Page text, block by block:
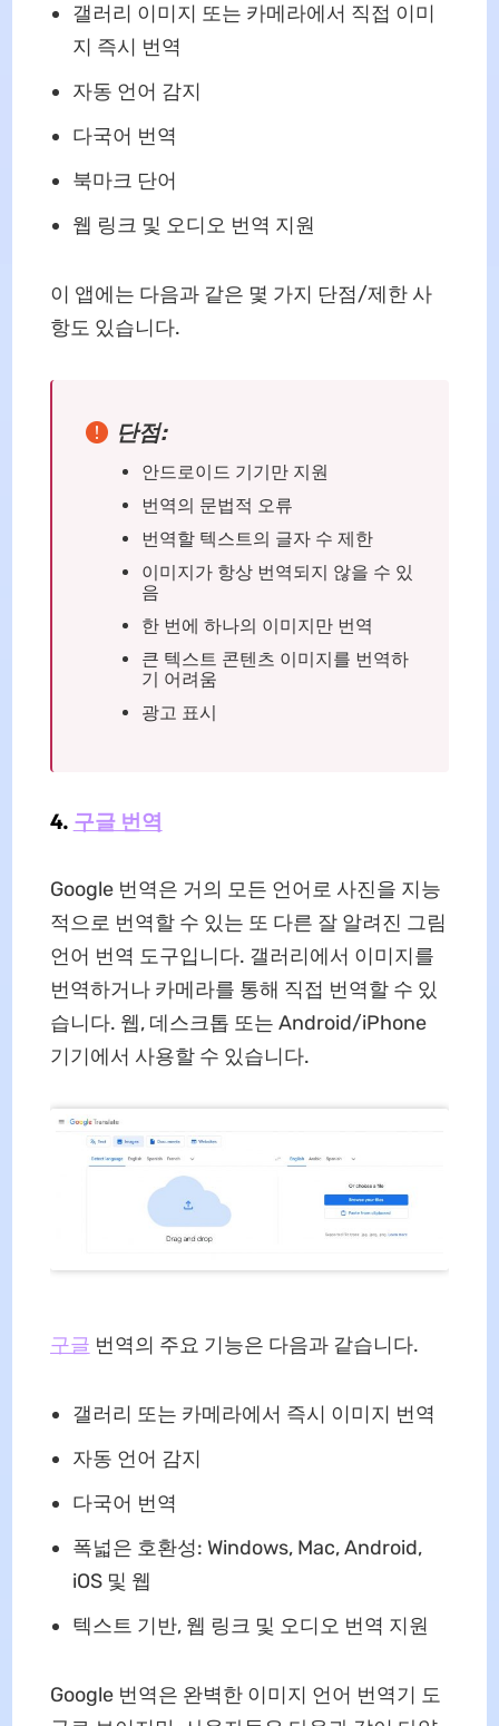
갤러리 이미지 또는 카메라에서 직접 이미
지 즉시 번역
자동 언어 감지
다국어 번역
북마크 단어
웹 링크 및 오디오 번역 지원
이 앱에는 다음과 같은 몇 가지 단점/제한 사
항도 있습니다.
단점:
안드로이드 기기만 지원
번역의 문법적 오류
번역할 텍스트의 글자 수 제한
이미지가 항상 번역되지 않을 수 있
음
한 번에 하나의 이미지만 번역
큰 텍스트 콘텐츠 이미지를 번역하
기 어려움
광고 표시
4. 구글 번역
Google 번역은 거의 모든 언어로 사진을 지능
적으로 번역할 수 있는 또 다른 잘 알려진 그림
언어 번역 도구입니다. 갤러리에서 이미지를
번역하거나 카메라를 통해 직접 번역할 수 있
습니다. 웹, 데스크톱 또는 Android/iPhone
기기에서 사용할 수 있습니다.
구글 번역의 주요 기능은 다음과 같습니다.
갤러리 또는 카메라에서 즉시 이미지 번역
자동 언어 감지
다국어 번역
폭넓은 호환성: Windows, Mac, Android,
iOS 및 웹
텍스트 기반, 웹 링크 및 오디오 번역 지원
Google 번역은 완벽한 이미지 언어 번역기 도